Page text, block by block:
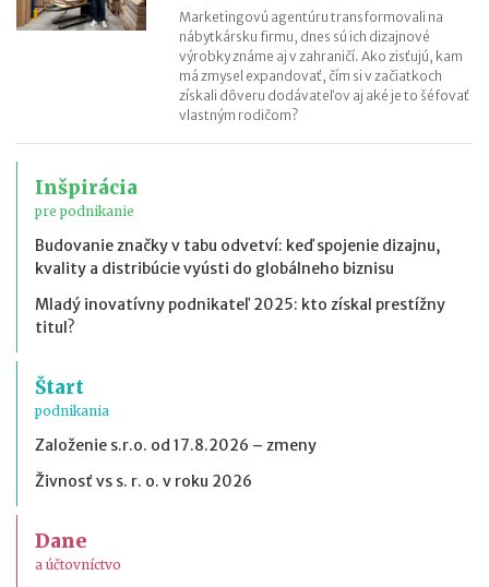
Marketingovú agentúru transformovali na
nábytkársku firmu, dnes sú ich dizajnové
výrobky známe aj v zahraničí. Ako zisťujú, kam
má zmysel expandovať, čím si v začiatkoch
získali dôveru dodávateľov aj aké je to šéfovať
vlastným rodičom?
Inšpirácia
pre podnikanie
Budovanie značky v tabu odvetví: keď spojenie dizajnu,
kvality a distribúcie vyústi do globálneho biznisu
Mladý inovatívny podnikateľ 2025: kto získal prestížny
titul?
Štart
podnikania
Založenie s.r.o. od 17.8.2026 – zmeny
Živnosť vs s. r. o. v roku 2026
Dane
a účtovníctvo